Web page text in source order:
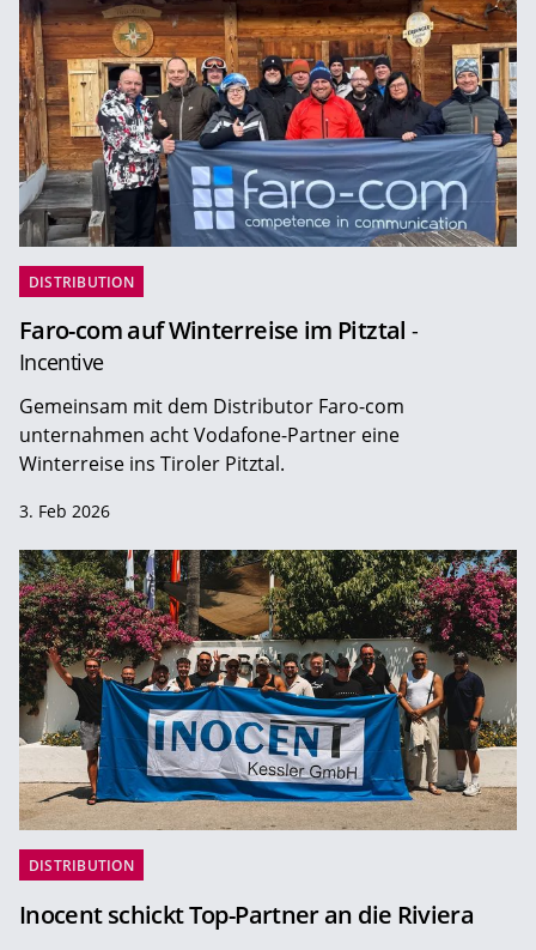
DISTRIBUTION
Faro-com auf Winterreise im Pitztal -
Incentive
Gemeinsam mit dem Distributor Faro-com
unternahmen acht Vodafone-Partner eine
Winterreise ins Tiroler Pitztal.
3. Feb 2026
DISTRIBUTION
Inocent schickt Top-Partner an die Riviera